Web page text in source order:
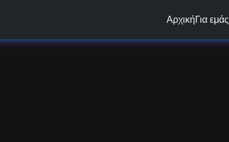
ΑρχικήΓια εμάς